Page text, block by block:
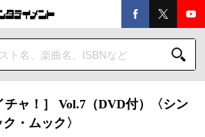
ャ！］ Vol.7（DVD付）〈シン
・ムック〉